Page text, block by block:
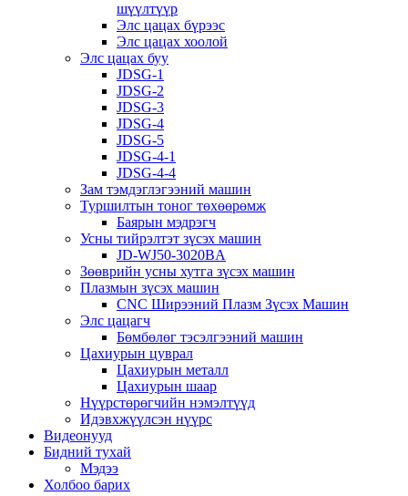
шүүлтүүр
Элс цацах бүрээс
Элс цацах хоолой
Элс цацах буу
JDSG-1
JDSG-2
JDSG-3
JDSG-4
JDSG-5
JDSG-4-1
JDSG-4-4
Зам тэмдэглэгээний машин
Туршилтын тоног төхөөрөмж
Баярын мэдрэгч
Усны тийрэлтэт зүсэх машин
JD-WJ50-3020BA
Зөөврийн усны хутга зүсэх машин
Плазмын зүсэх машин
CNC Ширээний Плазм Зүсэх Машин
Элс цацагч
Бөмбөлөг тэсэлгээний машин
Цахиурын цуврал
Цахиурын металл
Цахиурын шаар
Нүүрстөрөгчийн нэмэлтүүд
Идэвхжүүлсэн нүүрс
Видеонууд
Бидний тухай
Мэдээ
Холбоо барих